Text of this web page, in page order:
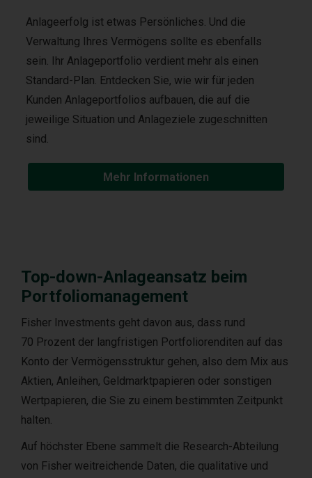
Anlageerfolg ist etwas Persönliches. Und die
Verwaltung Ihres Vermögens sollte es ebenfalls
sein. Ihr Anlageportfolio verdient mehr als einen
Standard-Plan. Entdecken Sie, wie wir für jeden
Kunden Anlageportfolios aufbauen, die auf die
jeweilige Situation und Anlageziele zugeschnitten
sind.
Mehr Informationen
Top-down-Anlageansatz beim
Portfoliomanagement
Fisher Investments geht davon aus, dass rund
70 Prozent der langfristigen Portfoliorenditen auf das
Konto der Vermögensstruktur gehen, also dem Mix aus
Aktien, Anleihen, Geldmarktpapieren oder sonstigen
Wertpapieren, die Sie zu einem bestimmten Zeitpunkt
halten.
Auf höchster Ebene sammelt die Research-Abteilung
von Fisher weitreichende Daten, die qualitative und